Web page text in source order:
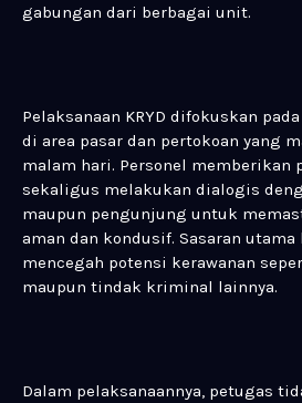
gabungan dari berbagai unit.
Pelaksanaan KRYD difokuskan
di area pasar dan pertokoan yang
malam hari. Personel memberikan
sekaligus melakukan dialogis
maupun pengunjung untuk
aman dan kondusif. Sasaran
mencegah potensi kerawanan
maupun tindak kriminal lainnya.
Dalam pelaksanaannya, petugas